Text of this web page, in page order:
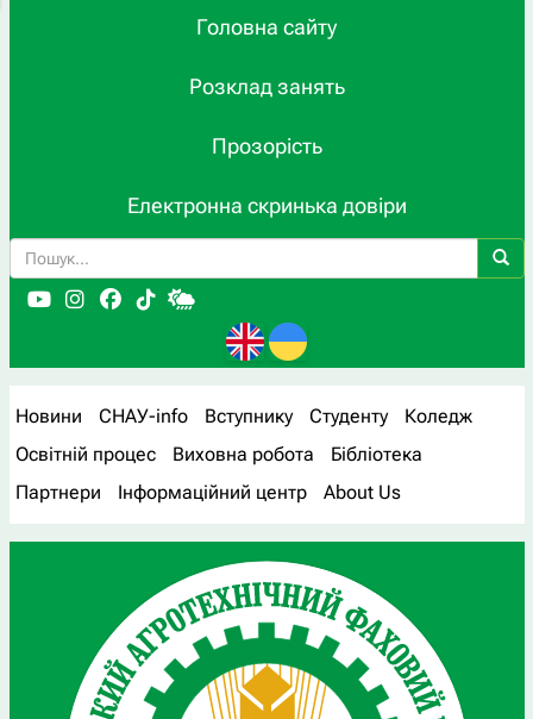
Головна сайту
Розклад занять
Прозорість
Електронна скринька довіри
Новини СНАУ-info Вступнику Студенту
Коледж
Освітній процес
Виховна робота
Бібліотека
Партнери
Інформаційний центр About Us